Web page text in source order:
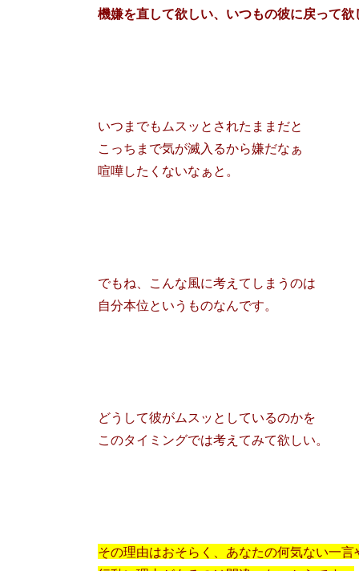
機嫌を直して欲しい、いつもの彼に戻って欲
いつまでもムスッとされたままだと
こっちまで気が滅入るから嫌だなぁ
喧嘩したくないなぁと。
でもね、こんな風に考えてしまうのは
自分本位というものなんです。
どうして彼がムスッとしているのかを
このタイミングでは考えてみて欲しい。
その理由はおそらく、あなたの何気ない一言